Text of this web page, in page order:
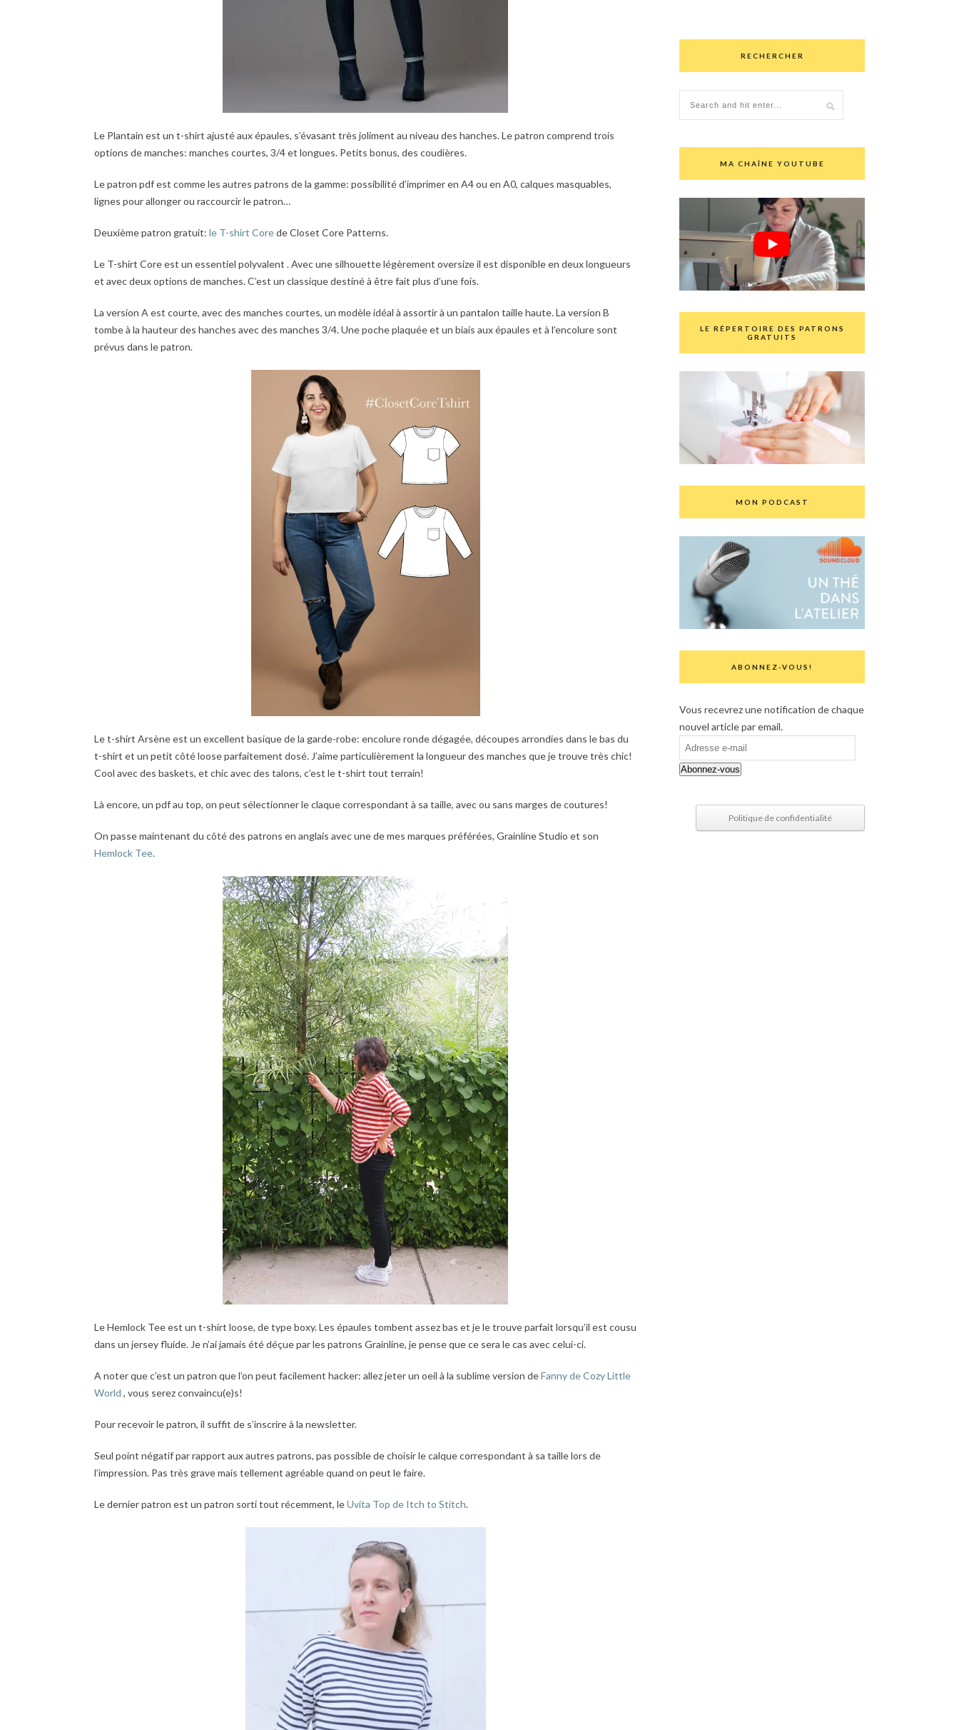
Le Plantain est un t-shirt ajusté aux épaules, s’évasant très joliment au niveau des hanches. Le patron comprend trois
options de manches: manches courtes, 3/4 et longues. Petits bonus, des coudières.
Le patron pdf est comme les autres patrons de la gamme: possibilité d’imprimer en A4 ou en A0, calques masquables,
lignes pour allonger ou raccourcir le patron…
Deuxième patron gratuit: le T-shirt Corede Closet Core Patterns.
Le T-shirt Core est un essentiel polyvalent . Avec une silhouette légèrement oversize il est disponible en deux longueurs
et avec deux options de manches. C’est un classique destiné à être fait plus d’une fois.
La version A est courte, avec des manches courtes, un modèle idéal à assortir à un pantalon taille haute. La version B
tombe à la hauteur des hanches avec des manches 3/4. Une poche plaquée et un biais aux épaules et à l’encolure sont
prévus dans le patron.
Le t-shirt Arsène est un excellent basique de la garde-robe: encolure ronde dégagée, découpes arrondies dans le bas du
t-shirt et un petit côté loose parfaitement dosé. J’aime particulièrement la longueur des manches que je trouve très chic!
Cool avec des baskets, et chic avec des talons, c’est le t-shirt tout terrain!
Là encore, un pdf au top, on peut sélectionner le claque correspondant à sa taille, avec ou sans marges de coutures!
On passe maintenant du côté des patrons en anglais avec une de mes marques préférées, Grainline Studio et son
Hemlock Tee.
Le Hemlock Tee est un t-shirt loose, de type boxy. Les épaules tombent assez bas et je le trouve parfait lorsqu’il est cousu
dans un jersey fluide. Je n’ai jamais été déçue par les patrons Grainline, je pense que ce sera le cas avec celui-ci.
A noter que c’est un patron que l’on peut facilement hacker: allez jeter un oeil à la sublime version deFanny de Cozy Little
World , vous serez convaincu(e)s!
Pour recevoir le patron, il suffit de s’inscrire à la newsletter.
Seul point négatif par rapport aux autres patrons, pas possible de choisir le calque correspondant à sa taille lors de
l’impression. Pas très grave mais tellement agréable quand on peut le faire.
Le dernier patron est un patron sorti tout récemment, leUvita Top de Itch to Stitch.
RECHERCHER
MA CHAÎNE YOUTUBE
LE RÉPERTOIRE DES PATRONS
GRATUITS
MON PODCAST
ABONNEZ-VOUS!
Vous recevrez une notification de chaque
nouvel article par email.
Adresse
e-
mail
Abonnez-vous
Politique de confidentialité